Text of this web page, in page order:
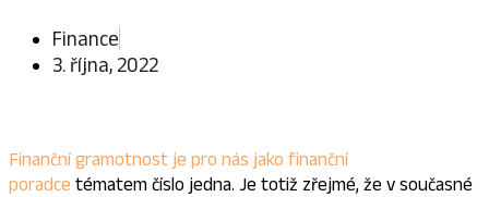
Finance
3. října, 2022
Finanční gramotnost je pro nás jako finanční
poradce tématem číslo jedna. Je totiž zřejmé, že v současné